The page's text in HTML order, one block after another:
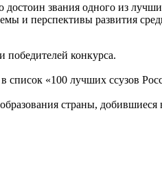
звания одного из
и перспективы развития
конкурса.
список «100 лучших ссузов
страны, добившиеся